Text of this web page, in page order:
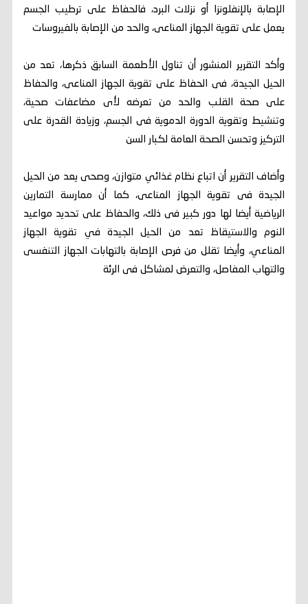
الإصابة بالإنفلونزا أو نزلات البرد، فالحفاظ على ترطيب الجسم
يعمل على تقوية الجهاز المناعى، والحد من الإصابة بالفيروسات
وأكد التقرير المنشور أن تناول الأطعمة السابق ذكرها، تعد من
الحيل الجيدة، فى الحفاظ على تقوية الجهاز المناعى، والحفاظ
على صحة القلب والحد من تعرضه لأى مضاعفات صحية،
وتنشيط وتقوية الدورة الدموية فى الجسم، وزيادة القدرة على
التركيز وتحسن الصحة العامة لكبار السن
وأضاف التقرير أن اتباع نظام غذائي متوازن، وصحى يعد من الحيل
الجيدة فى تقوية الجهاز المناعى، كما أن ممارسة التمارين
الرياضية أيضا لها دور كبير فى ذلك، والحفاظ على تحديد مواعيد
النوم والاستيقاظ تعد من الحيل الجيدة في تقوية الجهاز
المناعي، وأيضا تقلل من فرص الإصابة بالتهابات الجهاز التنفسى
والتهاب المفاصل، والتعرض لمشاكل فى الرئة